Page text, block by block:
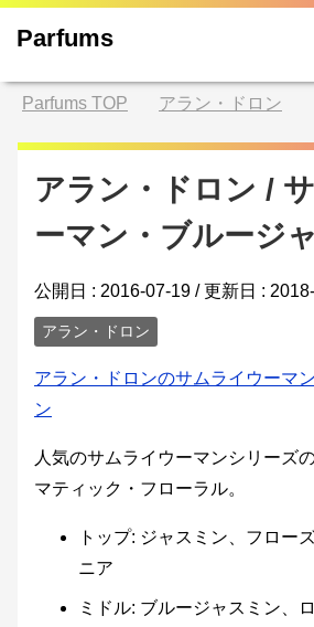
Parfums
Parfums TOP アラン・ドロン
アラン・ドロン /
ーマン・ブルージ
公開日 : 2016-07-19 / 更新日 :
アラン・ドロン
アラン・ドロンのサムライウーマ
ン
人気のサムライウーマンシリーズ
マティック・フローラル。
トップ: ジャスミン、フロー
ニア
ミドル: ブルージャスミン、